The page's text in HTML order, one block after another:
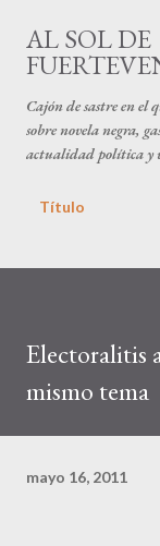
AL SOL DE
Cajón de sastre en el
sobre novela negra,
actualidad política y
Título
Electoralitis
mismo tema
mayo 16, 2011